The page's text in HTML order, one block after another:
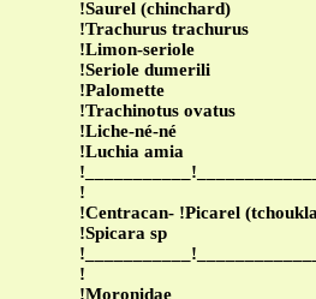
!Saurel (chinchard)
!Trachurus trachurus
!Limon-seriole
!Seriole dumerili
!Palomette
!Trachinotus ovatus
!Liche-né-né
!Luchia amia
!
!Centracan- !Picarel
!Spicara sp
!
!Moronidae